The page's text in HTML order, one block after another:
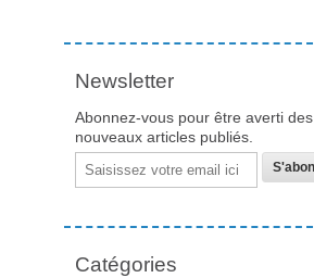
Newsletter
Abonnez-vous pour être averti des
nouveaux articles publiés.
Email
Catégories